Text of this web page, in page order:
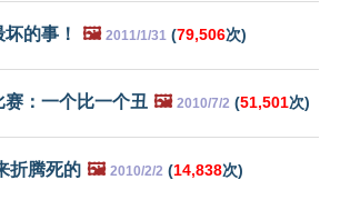
的事！ 🖼️ 2011/1/31 (79,506次)
：一个比一个丑 🖼️ 2010/7/2 (51,501次)
折腾死的 🖼️ 2010/2/2 (14,838次)